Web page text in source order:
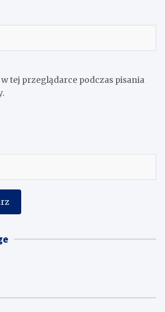
tej przeglądarce podczas pisania